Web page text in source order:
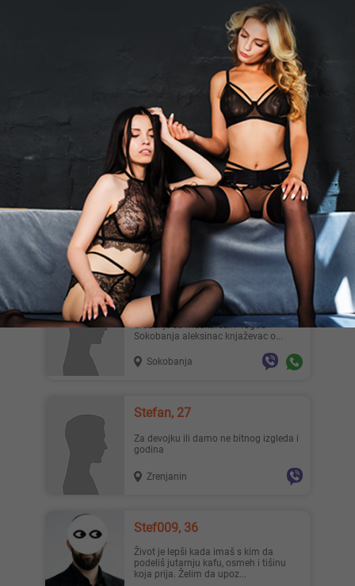
🌬🔮Zaboravite obaveze i očekivanja.
Vaše zadovoljstvo i op...
Beograd
Somi, 27
Za sve dame slobodan u bilo koje
doba, 175cm, 76kg, istetoviran zgodan,
za sve ostale informacije...
Beograd
Dakidakic, 48
druženje sa muškarcem 48god
Sokobanja aleksinac knjaževac o...
Sokobanja
Stefan, 27
Za devojku ili damo ne bitnog izgleda i
godina
Zrenjanin
Stef009, 36
Život je lepši kada imaš s kim da
podeliš jutarnju kafu, osmeh i tišinu
koja prija. Želim da upoz...